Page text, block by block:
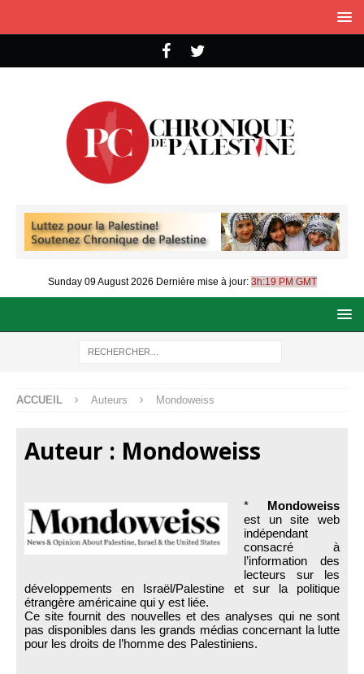
Sunday 09 August 2026 Dernière mise à jour: 3h:19 PM GMT
ACCUEIL Auteurs Mondoweiss
Auteur : Mondoweiss
* Mondoweiss
est un site web
indépendant
consacré à
l’information des
lecteurs sur les
développements en Israël/Palestine et sur la politique
étrangère américaine qui y est liée.
Ce site fournit des nouvelles et des analyses qui ne sont
pas disponibles dans les grands médias concernant la lutte
pour les droits de l’homme des Palestiniens.